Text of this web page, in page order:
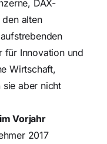
DAX-
alten
für Innovation und
Wirtschaft,
sie aber nicht
Vorjahr
2017